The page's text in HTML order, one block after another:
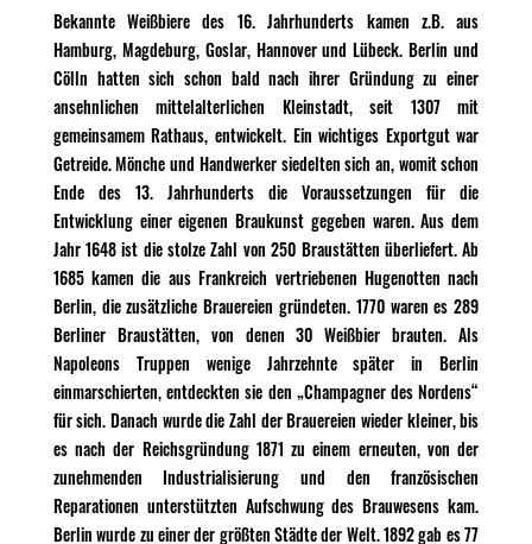
Bekannte Weißbiere des 16. Jahrhunderts kamen z.B. aus
Hamburg, Magdeburg, Goslar, Hannover und Lübeck. Berlin und
Cölln hatten sich schon bald nach ihrer Gründung zu einer
ansehnlichen mittelalterlichen Kleinstadt, seit 1307 mit
gemeinsamem Rathaus, entwickelt. Ein wichtiges Exportgut war
Getreide. Mönche und Handwerker siedelten sich an, womit schon
Ende des 13. Jahrhunderts die Voraussetzungen für die
Entwicklung einer eigenen Braukunst gegeben waren. Aus dem
Jahr 1648 ist die stolze Zahl von 250 Braustätten überliefert. Ab
1685 kamen die aus Frankreich vertriebenen Hugenotten nach
Berlin, die zusätzliche Brauereien gründeten. 1770 waren es 289
Berliner Braustätten, von denen 30 Weißbier brauten. Als
Napoleons Truppen wenige Jahrzehnte später in Berlin
einmarschierten, entdeckten sie den „Champagner des Nordens“
für sich. Danach wurde die Zahl der Brauereien wieder kleiner, bis
es nach der Reichsgründung 1871 zu einem erneuten, von der
zunehmenden Industrialisierung und den französischen
Reparationen unterstützten Aufschwung des Brauwesens kam.
Berlin wurde zu einer der größten Städte der Welt. 1892 gab es 77